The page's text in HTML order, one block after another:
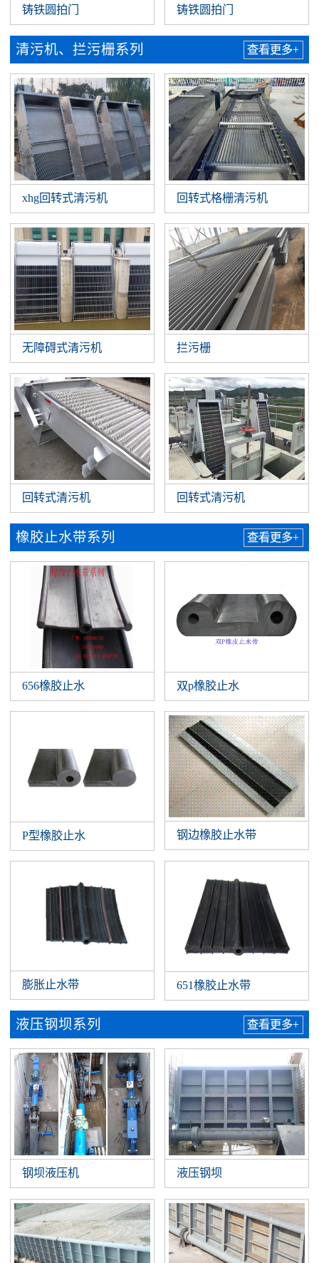
铸铁圆拍门 铸铁圆拍门
清污机、拦污栅系列 查看更多+
xhg回转式清污机 回转式格栅清污机
无障碍式清污机 拦污栅
回转式清污机 回转式清污机
橡胶止水带系列 查看更多+
656橡胶止水 双p橡胶止水
P型橡胶止水 钢边橡胶止水带
膨胀止水带 651橡胶止水带
液压钢坝系列 查看更多+
钢坝液压机 液压钢坝